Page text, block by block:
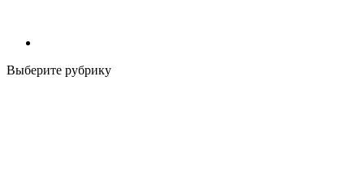
Выберите рубрику